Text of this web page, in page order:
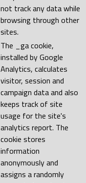
not track any data while
browsing through other
sites.
The _ga cookie,
installed by Google
Analytics, calculates
visitor, session and
campaign data and also
keeps track of site
usage for the site's
analytics report. The
cookie stores
information
anonymously and
assigns a randomly